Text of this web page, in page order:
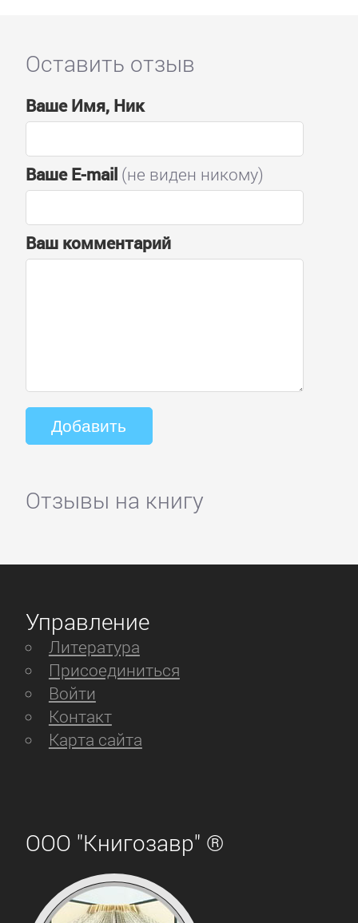
Оставить отзыв
Ваше Имя, Ник
Ваше E-mail(не виден никому)
Ваш комментарий
Отзывы на книгу
Управление
Литература
Присоединиться
Войти
Контакт
Карта сайта
ООО "Книгозавр" ®